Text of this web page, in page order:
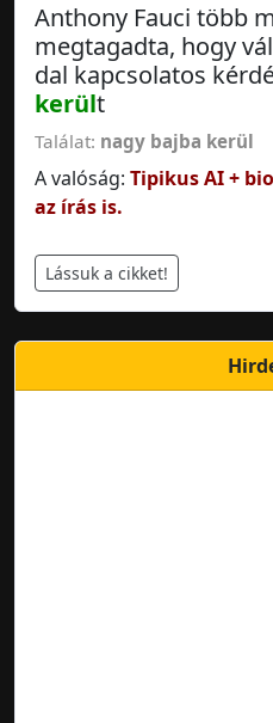
Anthony Fauci több
megtagadta, hogy
dal kapcsolatos
került
Találat: nagy bajba kerül
A valóság: Tipikus AI +
az írás is.
Lássuk a cikket!